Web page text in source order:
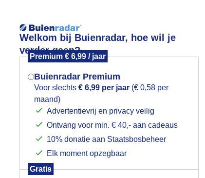
Welkom bij Buienradar, hoe wil je
verder gaan?
Premium € 6,99 / jaar
Buienradar Premium
Voor slechts € 6,99 per jaar (€ 0,58 per
maand)
Advertentievrij en privacy veilig
Ontvang voor min. € 40,- aan cadeaus
10% donatie aan Staatsbosbeheer
Elk moment opzegbaar
Gratis
Foto en video Weerzine
een dijkwandeling zagen
uiterwaarden
Mogen we je locatie gebruiken voor
het weer?
Indien je hier nog geen akkoord op hebt
gegeven, verschijnt er zo een pop-up uit